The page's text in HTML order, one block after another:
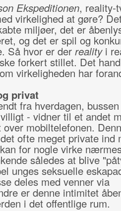
Ekspeditionen, reality-
virkelighed at gøre?
miljøer, det er
og det er spil og
Så hvor er der realityi
forkert stillet. Det
virkeligheden har
privat
fra hverdagen,
- vidner til et andet
mobiltelefonen.
ofte meget private ind
for nogle virke
således at blive
unges seksuelle
deles med venner via
er denne intimitet
i det offentlige rum.